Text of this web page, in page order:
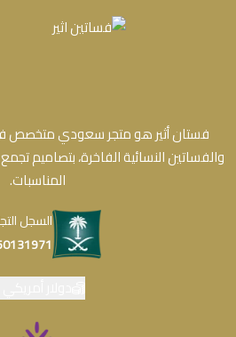
فستان أثير هو متجر سعودي متخصص
والفساتين النسائية الفاخرة، بتصاميم
المناسبات.
السجل